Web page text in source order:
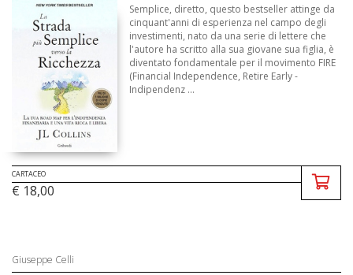
Semplice, diretto, questo bestseller attinge da
cinquant'anni di esperienza nel campo degli
investimenti, nato da una serie di lettere che
l'autore ha scritto alla sua giovane sua figlia, è
diventato fondamentale per il movimento FIRE
(Financial Independence, Retire Early -
Indipendenz ...
CARTACEO
€ 18,00
Giuseppe Celli